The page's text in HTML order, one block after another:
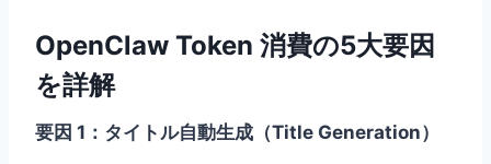
OpenClaw Token 消費の5大要因
を詳解
要因 1：タイトル自動生成（Title Generation）